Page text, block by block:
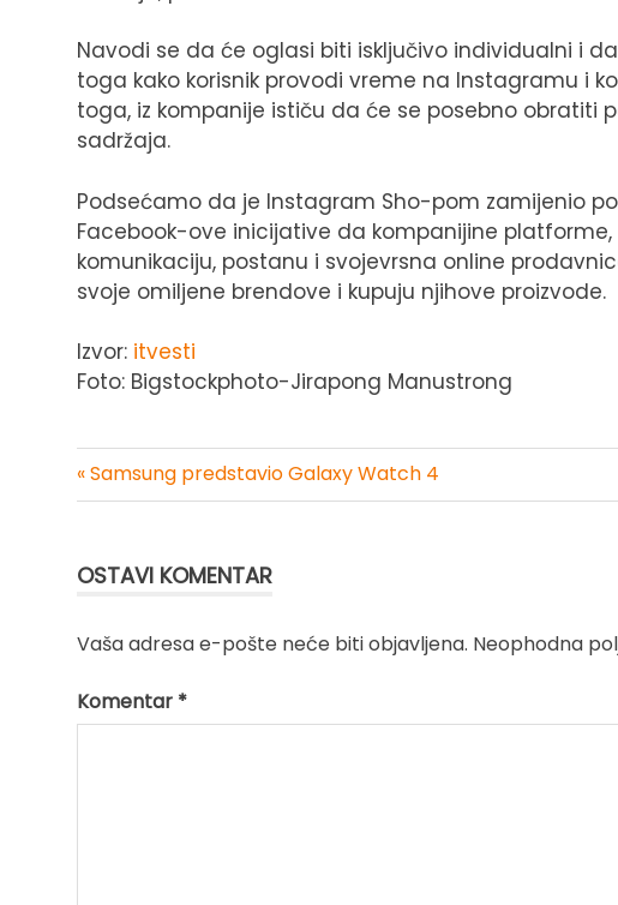
Navodi se da će oglasi biti isključivo individualni i
toga kako korisnik provodi vreme na Instagramu i
toga, iz kompanije ističu da će se posebno obratiti
sadržaja.
Podsećamo da je Instagram Sho-pom zamijenio
Facebook-ove inicijative da kompanijine
komunikaciju, postanu i svojevrsna online
svoje omiljene brendove i kupuju njihove proizvode.
Izvor: itvesti
Foto: Bigstockphoto-Jirapong Manustrong
Kretanje
« Samsung predstavio Galaxy Watch 4
OSTAVI KOMENTAR
Vaša adresa e-pošte neće biti objavljena. Neophodna
Komentar *